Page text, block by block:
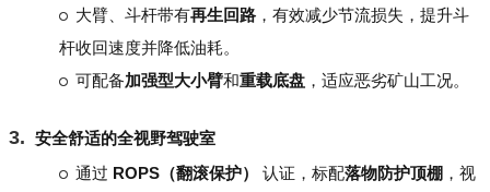
大臂、斗杆带有再生回路 ，有效减少节流损失，提升斗
杆收回速度并降低油耗。
可配备加强型大小臂和重载底盘 ，适应恶劣矿山工况。
安全舒适的全视野驾驶室
通过 ROPS（翻滚保护） 认证，标配落物防护顶棚 ，视